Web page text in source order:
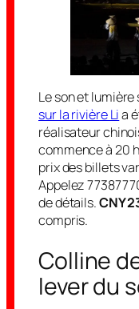
Le son et
sur la rivière Lia
réalisateur
commence à 20
prix des billets
Appelez
de détails.CNY
compris.
Colline
lever du